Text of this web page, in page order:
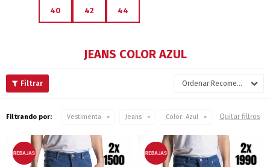
40 42 44
JEANS COLOR AZUL
Recomendados
Filtrando por: Vestimenta Jeans Color: Azul Quitar filtros